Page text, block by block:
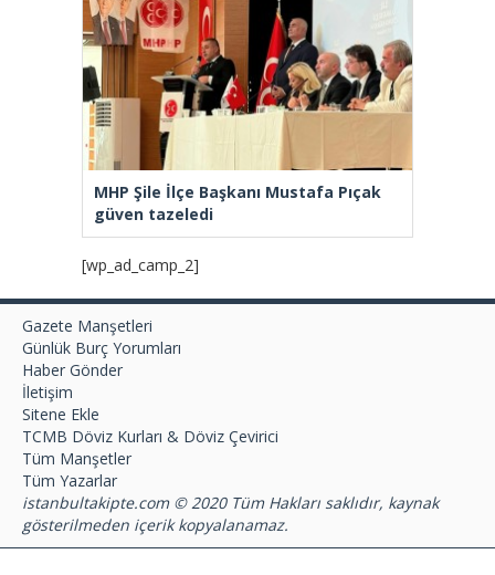
MHP Şile İlçe Başkanı Mustafa Pıçak
güven tazeledi
[wp_ad_camp_2]
Gazete Manşetleri
Günlük Burç Yorumları
Haber Gönder
İletişim
Sitene Ekle
TCMB Döviz Kurları & Döviz Çevirici
Tüm Manşetler
Tüm Yazarlar
istanbultakipte.com © 2020 Tüm Hakları saklıdır, kaynak
gösterilmeden içerik kopyalanamaz.